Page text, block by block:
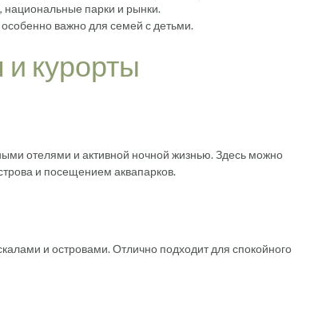
национальные парки и рынки.
важно для семей с детьми.
курорты
отелями и активной ночной жизнью. Здесь можно
и посещением аквапарков.
и островами. Отлично подходит для спокойного